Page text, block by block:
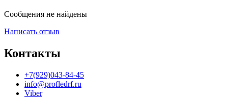
Сообщения не найдены
Написать отзыв
Контакты
+7(929)043-84-45
info@profledrf.ru
Viber